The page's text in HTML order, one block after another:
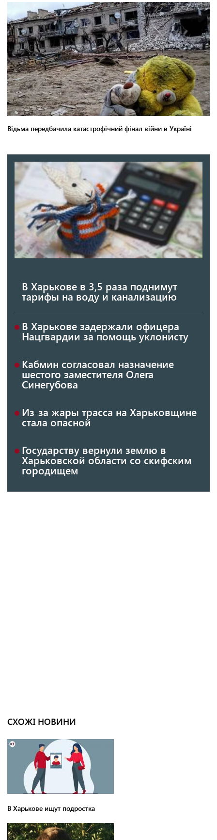
В Харькове в 3,5 раза поднимут
тарифы на воду и канализацию
В Харькове задержали офицера
Нацгвардии за помощь уклонисту
Кабмин согласовал назначение
шестого заместителя Олега
Синегубова
Из-за жары трасса на Харьковщине
стала опасной
Государству вернули землю в
Харьковской области со скифским
городищем
СХОЖІ НОВИНИ
В Харькове ищут подростка